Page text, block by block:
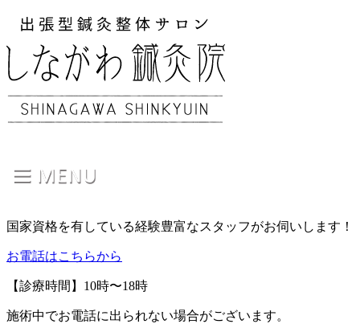
国家資格を有している経験豊富なスタッフがお伺いします！
お電話はこちらから
【診療時間】10時〜18時
施術中でお電話に出られない場合がございます。